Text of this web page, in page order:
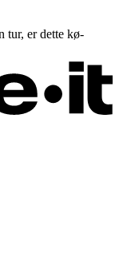
tur, er dette kø-